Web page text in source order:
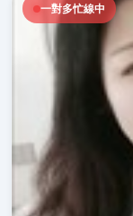
一對多忙線中